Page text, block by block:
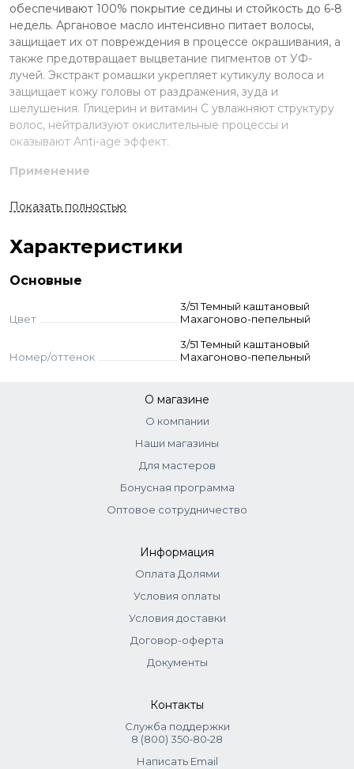
обеспечивают 100% покрытие седины и стойкость до 6-8
недель. Аргановое масло интенсивно питает волосы,
защищает их от повреждения в процессе окрашивания, а
также предотвращает выцветание пигментов от УФ-
лучей. Экстракт ромашки укрепляет кутикулу волоса и
защищает кожу головы от раздражения, зуда и
шелушения. Глицерин и витамин С увлажняют структуру
волос, нейтрализуют окислительные процессы и
оказывают Anti-age эффект.
Применение
Смешайте краску и оксид в неметаллической ёмкости.
Нанесите на волосы, выдержите указанное время.
волос.
(пропорция 1:1,5). Время выдержки 35 мин.
краситель + оксид 3% (1:2). Выдержка 5-20
мин.
1:2). Выдержка 45 мин.
Показать полностью
Характеристики
Основные
Цвет
3/51 Темный каштановый
Махагоново-пепельный
Номер/оттенок
3/51 Темный каштановый
Махагоново-пепельный
О магазине
О компании
Наши магазины
Для мастеров
Бонусная программа
Оптовое сотрудничество
Информация
Оплата Долями
Условия оплаты
Условия доставки
Договор-оферта
Документы
Контакты
Служба поддержки
8 (800) 350‑80‑28
Написать Email